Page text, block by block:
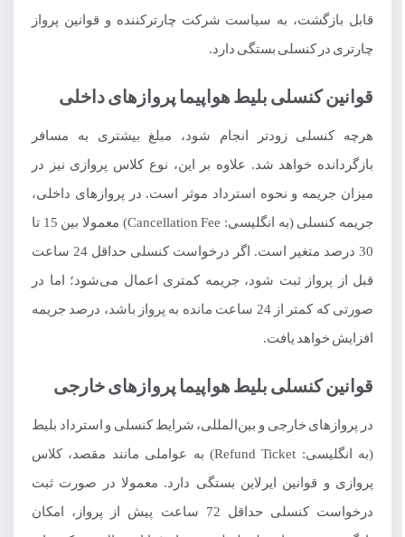
قابل بازگشت، به سیاست شرکت چارتر‌کننده و قوانین پرواز
چارتری در کنسلی بستگی دارد.
قوانین کنسلی بلیط هواپیما پروازهای داخلی
هرچه کنسلی زودتر انجام شود، مبلغ بیشتری به مسافر
بازگردانده خواهد شد. علاوه بر این، نوع کلاس پروازی نیز در
میزان جریمه و نحوه استرداد موثر است. در پروازهای داخلی،
جریمه کنسلی (به انگلیسی: Cancellation Fee) معمولا بین 15 تا
30 درصد متغیر است. اگر درخواست کنسلی حداقل 24 ساعت
قبل از پرواز ثبت شود، جریمه کمتری اعمال می‌شود؛ اما در
صورتی که کمتر از 24 ساعت مانده به پرواز باشد، درصد جریمه
افزایش خواهد یافت.
قوانین کنسلی بلیط هواپیما پروازهای خارجی
در پروازهای خارجی و بین‌المللی، شرایط کنسلی و استرداد بلیط
(به انگلیسی: Refund Ticket) به عواملی مانند مقصد، کلاس
پروازی و قوانین ایرلاین بستگی دارد. معمولا در صورت ثبت
درخواست کنسلی حداقل 72 ساعت پیش از پرواز، امکان